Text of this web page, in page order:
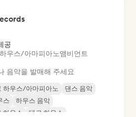
공
우스/아마피아노앰비언트
음악을 발매해 주세요
하우스/아마피아노
댄스 음악
스
하우스 음악
하우스
테크 하우스